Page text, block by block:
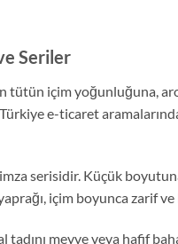
Seriler
tütün içim yoğunluğuna,
e-ticaret
serisidir. Küçük
içim boyunca zarif ve
tadını meyve veya hafif